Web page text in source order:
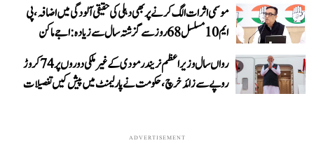
موسمی اثرات الگ کرنے پر بھی دہلی کی حقیقی آلودگی میں اضافہ، پی
ایم 10 مسلسل 68 روز سے گزشتہ سال سے زیادہ: اجے ماکن
رواں سال وزیر اعظم نریندر مودی کے غیر ملکی دوروں پر 74 کروڑ
روپے سے زائد خرچ، حکومت نے پارلیمنٹ میں پیش کیں تفصیلات
ADVERTISEMENT